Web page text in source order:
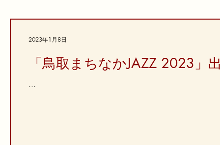
「鳥取まちなかJAZZ 2023
...
2023年1月8日